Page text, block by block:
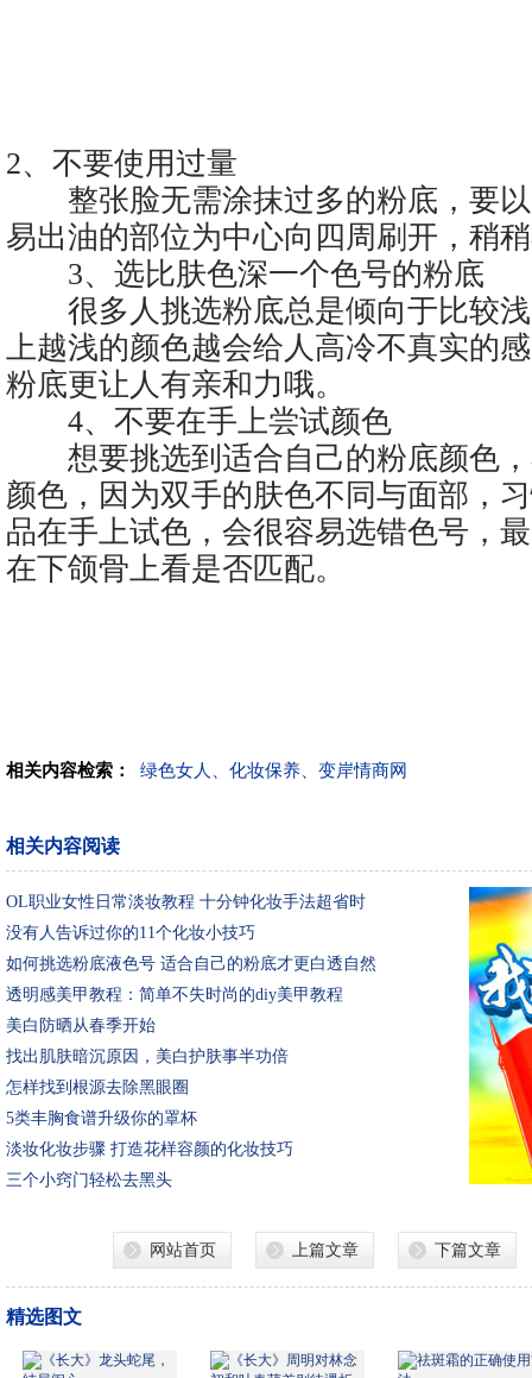
2、不要使用过量
整张脸无需涂抹过多的粉底，要以
易出油的部位为中心向四周刷开，稍
3、选比肤色深一个色号的粉底
很多人挑选粉底总是倾向于比较浅
上越浅的颜色越会给人高冷不真实的
粉底更让人有亲和力哦。
4、不要在手上尝试颜色
想要挑选到适合自己的粉底颜色，
颜色，因为双手的肤色不同与面部，
品在手上试色，会很容易选错色号，
在下颌骨上看是否匹配。
相关内容检索： 绿色女人、化妆保养、变岸情商网
相关内容阅读
OL职业女性日常淡妆教程 十分钟化妆手法超省时
没有人告诉过你的11个化妆小技巧
如何挑选粉底液色号 适合自己的粉底才更白透自然
透明感美甲教程：简单不失时尚的diy美甲教程
美白防晒从春季开始
找出肌肤暗沉原因，美白护肤事半功倍
怎样找到根源去除黑眼圈
5类丰胸食谱升级你的罩杯
淡妆化妆步骤 打造花样容颜的化妆技巧
三个小窍门轻松去黑头
网站首页 上篇文章 下篇文章
精选图文